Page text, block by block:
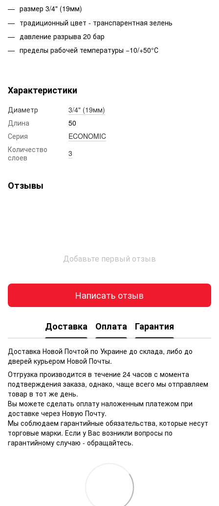
размер 3/4" (19мм)
традиционный цвет - транспарентная зелень
давление разрыва 20 бар
пределы рабочей температуры −10/+50°С
Характеристики
Диаметр
3/4" (19мм)
Длина
50
Серия
ECONOMIC
Количество
слоев
3
Отзывы
Добавьте первый отзыв
Написать отзыв
Доставка Оплата Гарантия
Доставка Новой Почтой по Украине до склада, либо до
дверей курьером Новой Почты.
Отгрузка производится в течение 24 часов с момента
подтверждения заказа, однако, чаще всего мы отправляем
товар в тот же день.
Вы можете сделать оплату наложенным платежом при
доставке через Новую Почту.
Мы соблюдаем гарантийные обязательства, которые несут
торговые марки. Если у Вас возникли вопросы по
гарантийному случаю - обращайтесь.